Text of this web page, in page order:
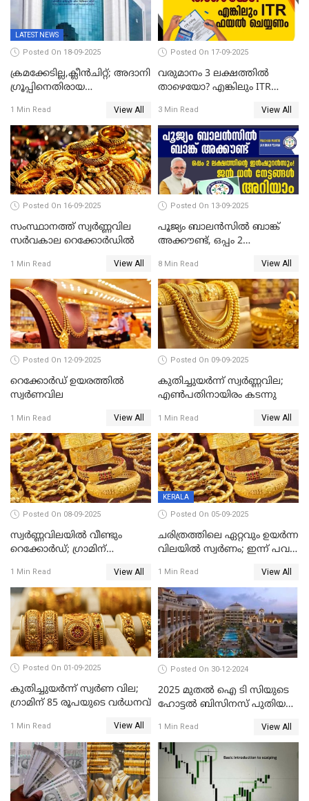
LATEST NEWS
Posted On 18-09-2025
ക്രമക്കേടില്ല,ക്ലീൻചിറ്റ്; അദാനി
​ഗ്രൂപ്പിനെതിരായ
തള്ളി സെബി
1 Min Read View All
Posted On 17-09-2025
വരുമാനം 3 ലക്ഷത്തിൽ
താഴെയോ? എങ്കിലും ITR
3 Min Read View All
Posted On 16-09-2025
സംസ്ഥാനത്ത് സ്വര്‍ണ്ണവില
സർവകാല റെക്കോർഡിൽ
1 Min Read View All
Posted On 13-09-2025
പൂജ്യം ബാലൻസിൽ ബാങ്ക്
അക്കൗണ്ട്, ഒപ്പം 2
ജൻ ധൻ നേട്ടങ്ങൾ അറിയാം
8 Min Read View All
Posted On 12-09-2025
റെക്കോര്‍ഡ് ഉയരത്തിൽ
സ്വര്‍ണവില
1 Min Read View All
Posted On 09-09-2025
കുതിച്ചുയർന്ന് സ്വർണ്ണവില;
എണ്‍പതിനായിരം കടന്നു
1 Min Read View All
Posted On 08-09-2025
സ്വർണ്ണവിലയിൽ വീണ്ടും
റെക്കോർഡ്; ഗ്രാമിന്
രൂപ മാത്രം കുറവ്
1 Min Read View All
KERALA
Posted On 05-09-2025
ചരിത്രത്തിലെ ഏറ്റവും ഉയർന്ന
വിലയിൽ സ്വർണം; ഇന്ന് പവന്
1 Min Read View All
Posted On 01-09-2025
കുതിച്ചുയർന്ന് സ്വർണ വില;
ഗ്രാമിന് 85 രൂപയുടെ വർധനവ്
1 Min Read View All
Posted On 30-12-2024
2025 മുതൽ ഐ ടി സിയുടെ
ഹോട്ടൽ ബിസിനസ് പുതിയ
ഉടമകൾ അറിയേണ്ട
കാര്യങ്ങൾ
1 Min Read View All